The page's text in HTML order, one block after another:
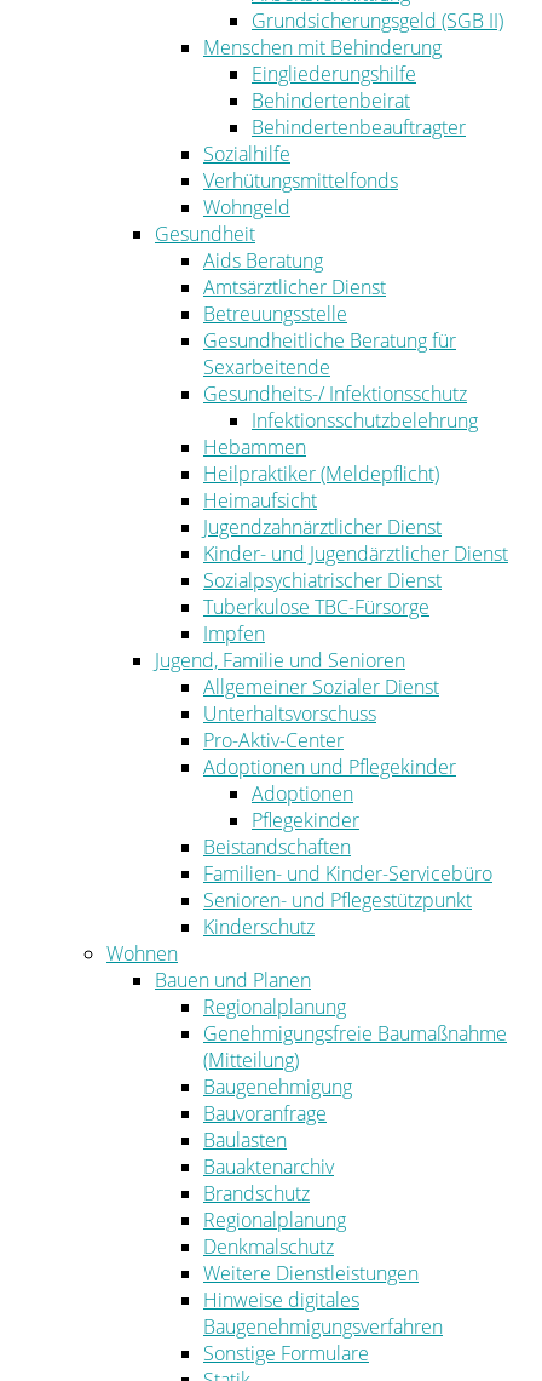
Grundsicherungsgeld (SGB II)
Menschen mit Behinderung
Eingliederungshilfe
Behindertenbeirat
Behindertenbeauftragter
Sozialhilfe
Verhütungsmittelfonds
Wohngeld
Gesundheit
Aids Beratung
Amtsärztlicher Dienst
Betreuungsstelle
Gesundheitliche Beratung für
Sexarbeitende
Gesundheits-/ Infektionsschutz
Infektionsschutzbelehrung
Hebammen
Heilpraktiker (Meldepflicht)
Heimaufsicht
Jugendzahnärztlicher Dienst
Kinder- und Jugendärztlicher Dienst
Sozialpsychiatrischer Dienst
Tuberkulose TBC-Fürsorge
Impfen
Jugend, Familie und Senioren
Allgemeiner Sozialer Dienst
Unterhaltsvorschuss
Pro-Aktiv-Center
Adoptionen und Pflegekinder
Adoptionen
Pflegekinder
Beistandschaften
Familien- und Kinder-Servicebüro
Senioren- und Pflegestützpunkt
Kinderschutz
Wohnen
Bauen und Planen
Regionalplanung
Genehmigungsfreie Baumaßnahme
(Mitteilung)
Baugenehmigung
Bauvoranfrage
Baulasten
Bauaktenarchiv
Brandschutz
Regionalplanung
Denkmalschutz
Weitere Dienstleistungen
Hinweise digitales
Baugenehmigungsverfahren
Sonstige Formulare